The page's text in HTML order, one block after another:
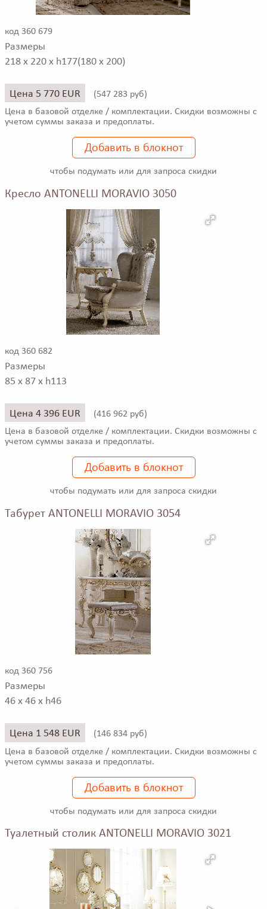
код 360 679
Размеры
218 x 220 x h177(180 x 200)
Цена 5 770 EUR (547 283 руб)
Цена в базовой отделке / комплектации. Скидки возможны с
учетом суммы заказа и предоплаты.
Добавить в блокнот
чтобы подумать или для запроса скидки
Кресло ANTONELLI MORAVIO 3050
код 360 682
Размеры
85 x 87 x h113
Цена 4 396 EUR (416 962 руб)
Цена в базовой отделке / комплектации. Скидки возможны с
учетом суммы заказа и предоплаты.
Добавить в блокнот
чтобы подумать или для запроса скидки
Табурет ANTONELLI MORAVIO 3054
код 360 756
Размеры
46 x 46 x h46
Цена 1 548 EUR (146 834 руб)
Цена в базовой отделке / комплектации. Скидки возможны с
учетом суммы заказа и предоплаты.
Добавить в блокнот
чтобы подумать или для запроса скидки
Туалетный столик ANTONELLI MORAVIO 3021